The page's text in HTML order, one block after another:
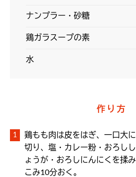
ナンプラー・砂糖
鶏ガラスープの素
水
作り方
鶏もも肉は皮をはぎ、一口大に
切り、塩・カレー粉・おろしし
ょうが・おろしにんにくを揉み
こみ10分おく。